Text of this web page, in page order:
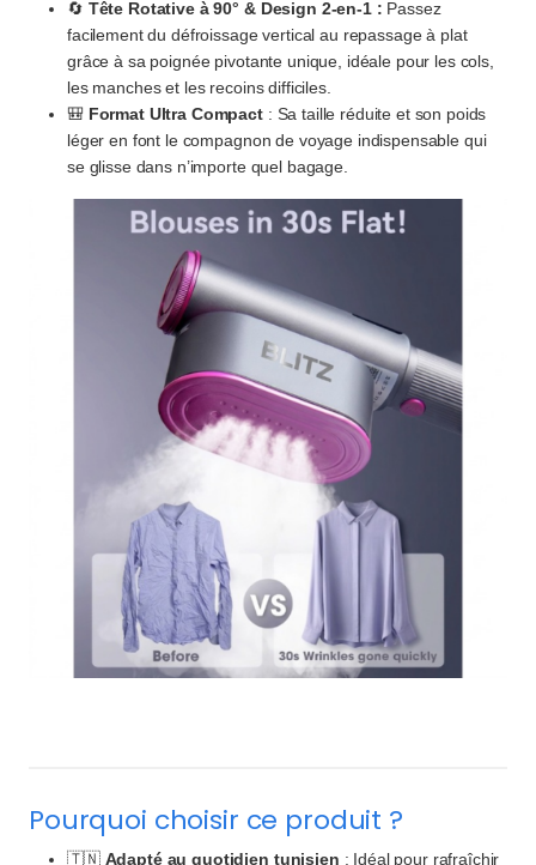
🔄 Tête Rotative à 90° & Design 2-en-1 : Passez
facilement du défroissage vertical au repassage à plat
grâce à sa poignée pivotante unique, idéale pour les cols,
les manches et les recoins difficiles.
🎒 Format Ultra Compact: Sa taille réduite et son poids
léger en font le compagnon de voyage indispensable qui
se glisse dans n’importe quel bagage.
Pourquoi choisir ce produit ?
🇹🇳 Adapté au quotidien tunisien : Idéal pour rafraîchir